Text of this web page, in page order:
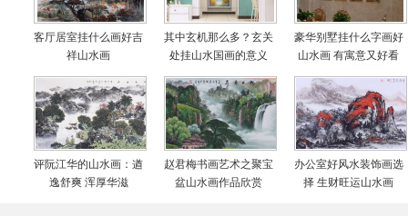
客厅居室挂什么画好吉
祥山水画
其中玄机那么多？玄关
处挂山水国画的意义
豪华别墅挂什么字画好
山水画 有寓意又好看
的风水油画是首选 字
画美客户真实案例
评阮江华的山水画：遒
逸舒爽 浑厚华滋
赵君梅书画艺术之聚宝
盆山水画作品欣赏
办公室好风水装饰画选
择 生财旺运山水画